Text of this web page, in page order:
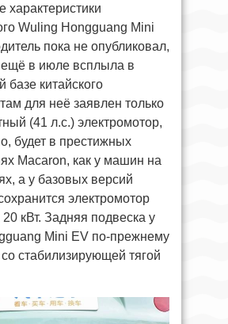
характеристики
Wuling Hongguang Mini
пока не опубликовал,
ещё в июле всплыла в
базе китайского
для неё заявлен только
(41 л.с.) электромотор,
будет в престижных
Macaron, как у машин на
а у базовых версий
электромотор
кВт. Задняя подвеска у
Mini EV по-прежнему
стабилизирующей тягой